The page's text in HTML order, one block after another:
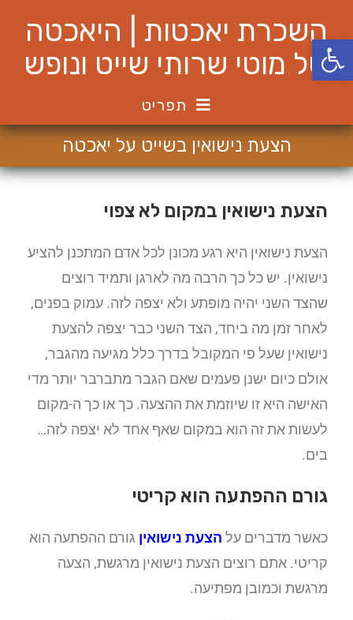
פתח סרגל נגישותהשכרת יאכטות | היאכטה
של מוטי שרותי שייט ונופש
תפריט
הצעת נישואין בשייט על יאכטה
הצעת נישואין במקום לא צפוי
הצעת נישואין היא רגע מכונן לכל אדם המתכנן להציע
נישואין. יש כל כך הרבה מה לארגן ותמיד רוצים
שהצד השני יהיה מופתע ולא יצפה לזה. עמוק בפנים,
לאחר זמן מה ביחד, הצד השני כבר יצפה להצעת
נישואין שעל פי המקובל בדרך כלל מגיעה מהגבר,
אולם כיום ישנן פעמים שאם הגבר מתברבר יותר מדי
האישה היא זו שיוזמת את ההצעה. כך או כך ה-מקום
לעשות את זה הוא במקום שאף אחד לא יצפה לזה…
בים.
גורם ההפתעה הוא קריטי
כאשר מדברים על הצעת נישואין גורם ההפתעה הוא
קריטי. אתם רוצים הצעת נישואין מרגשת, הצעה
מרגשת וכמובן מפתיעה.